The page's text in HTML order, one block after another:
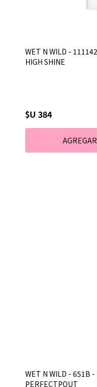
WET N WILD -
HIGH SHINE
$U 384
WET N WILD - 651B -
PERFECTPOUT